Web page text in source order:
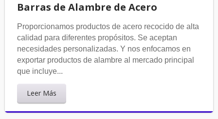
Barras de Alambre de Acero
Proporcionamos productos de acero recocido de alta
calidad para diferentes propósitos. Se aceptan
necesidades personalizadas. Y nos enfocamos en
exportar productos de alambre al mercado principal
que incluye...
Leer Más